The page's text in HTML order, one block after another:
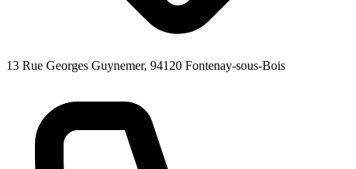
13 Rue Georges Guynemer, 94120 Fontenay-sous-Bois